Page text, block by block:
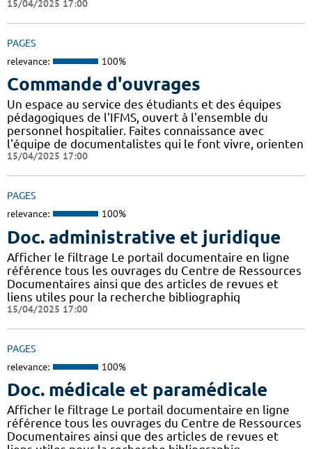
15/04/2025 17:00
PAGES
relevance: 100%
Commande d'ouvrages
Un espace au service des étudiants et des équipes
pédagogiques de l'IFMS, ouvert à l'ensemble du
personnel hospitalier. Faites connaissance avec
l'équipe de documentalistes qui le font vivre, orienten
15/04/2025 17:00
PAGES
relevance: 100%
Doc. administrative et juridique
Afficher le filtrage Le portail documentaire en ligne
référence tous les ouvrages du Centre de Ressources
Documentaires ainsi que des articles de revues et
liens utiles pour la recherche bibliographiq
15/04/2025 17:00
PAGES
relevance: 100%
Doc. médicale et paramédicale
Afficher le filtrage Le portail documentaire en ligne
référence tous les ouvrages du Centre de Ressources
Documentaires ainsi que des articles de revues et